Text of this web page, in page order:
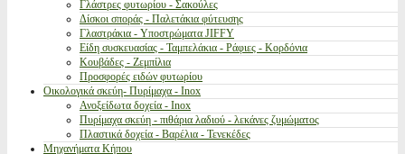
Γλάστρες φυτωρίου - Σακούλες
Δίσκοι σποράς - Παλετάκια φύτευσης
Γλαστράκια - Υποστρώματα JIFFY
Είδη συσκευασίας - Ταμπελάκια - Ράφιες - Κορδόνια
Κουβάδες - Ζεμπίλια
Προσφορές ειδών φυτωρίου
Οικολογικά σκεύη- Πυρίμαχα - Inox
Ανοξείδωτα δοχεία - Inox
Πυρίμαχα σκεύη - πιθάρια λαδιού - λεκάνες ζυμώματος
Πλαστικά δοχεία - Βαρέλια - Τενεκέδες
Μηχανήματα Κήπου